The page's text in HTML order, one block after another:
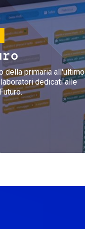
della primaria all'ultimo
dedicati alle